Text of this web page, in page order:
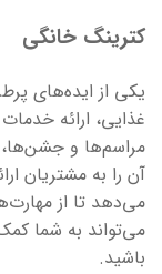
کترینگ خانگی
یکی از ایده‌های
غذایی، ارائه
مراسم‌ها و جشن‌ها،
آن را به مشتریان
می‌دهد تا از
می‌تواند به شما
باشید.